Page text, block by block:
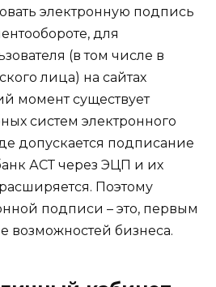
электронную подпись
для
(в том числе в
лица) на сайтах
момент существует
систем электронного
допускается подписание
АСТ через ЭЦП и их
Поэтому
подписи – это, первым
возможностей бизнеса.